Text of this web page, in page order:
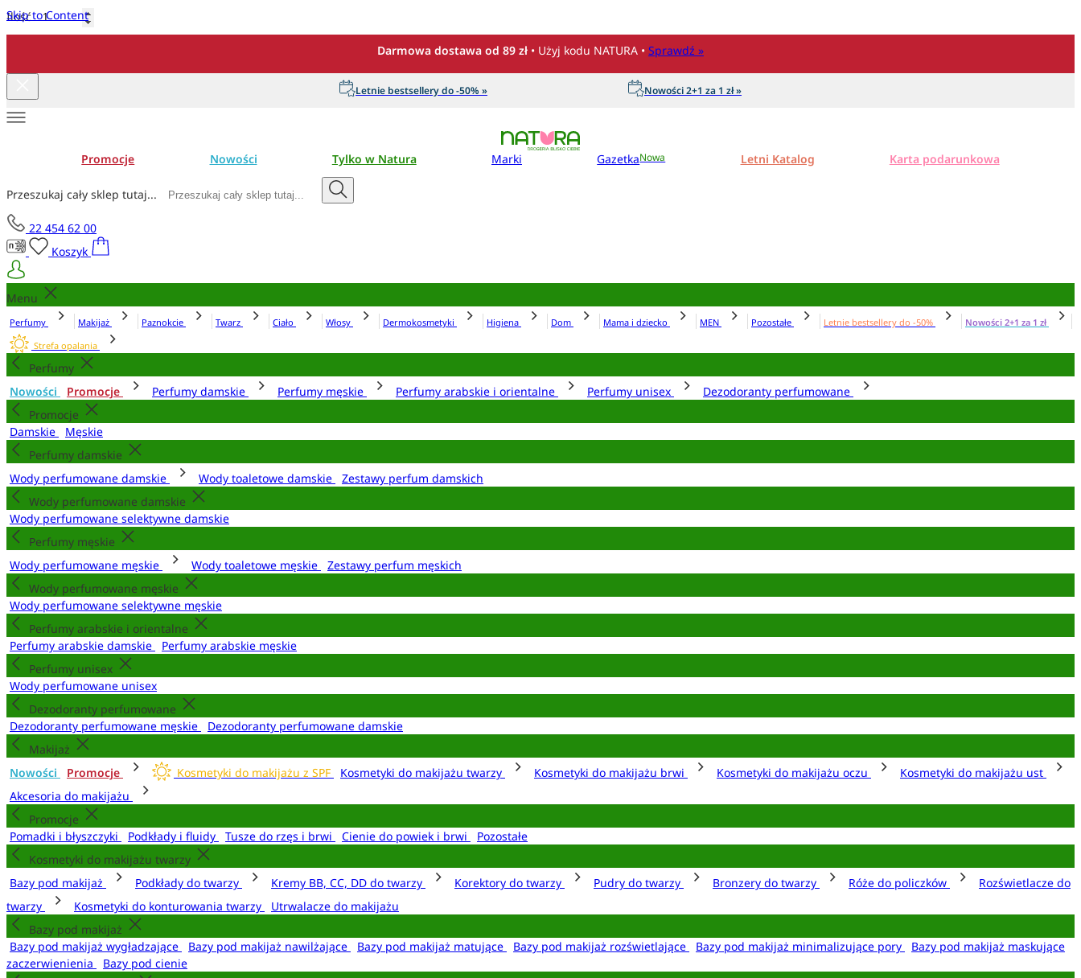
Skip to Content
Darmowa dostawa od 89 zł • Użyj kodu NATURA • Sprawdź »
Letnie bestsellery do -50% » Nowości 2+1 za 1 zł »
Promocje Nowości Tylko w Natura Marki GazetkaNowa Letni Katalog Karta podarunkowa
Przeszukaj cały sklep tutaj...
22 454 62 00
Koszyk
Menu
Perfumy Makijaż Paznokcie Twarz Ciało Włosy Dermokosmetyki Higiena Dom Mama i dziecko MEN Pozostałe Letnie bestsellery do -50%
Nowości 2+1 za 1 zł
Strefa opalania
Perfumy
Nowości
Promocje Perfumy damskie Perfumy męskie Perfumy arabskie i orientalne Perfumy unisex
Dezodoranty perfumowane
Promocje
Damskie
Męskie
Perfumy damskie
Wody perfumowane damskie
Wody toaletowe damskie
Zestawy perfum damskich
Wody perfumowane damskie
Wody perfumowane selektywne damskie
Perfumy męskie
Wody perfumowane męskie
Wody toaletowe męskie
Zestawy perfum męskich
Wody perfumowane męskie
Wody perfumowane selektywne męskie
Perfumy arabskie i orientalne
Perfumy arabskie damskie
Perfumy arabskie męskie
Perfumy unisex
Wody perfumowane unisex
Dezodoranty perfumowane
Dezodoranty perfumowane męskie
Dezodoranty perfumowane damskie
Makijaż
Nowości
Promocje Kosmetyki do makijażu z SPF Kosmetyki do makijażu twarzy Kosmetyki do makijażu brwi Kosmetyki do makijażu oczu
Kosmetyki do makijażu ust
Akcesoria do makijażu
Promocje
Pomadki i błyszczyki
Podkłady i fluidy Tusze do rzęs i brwi Cienie do powiek i brwi
Pozostałe
Kosmetyki do makijażu twarzy
Bazy pod makijaż
Podkłady do twarzy Kremy BB, CC, DD do twarzy Korektory do twarzy Pudry do twarzy Bronzery do twarzy Róże do policzków
Rozświetlacze do
twarzy
Kosmetyki do konturowania twarzy
Utrwalacze do makijażu
Bazy pod makijaż
Bazy pod makijaż wygładzające
Bazy pod makijaż nawilżające Bazy pod makijaż matujące Bazy pod makijaż rozświetlające Bazy pod makijaż minimalizujące pory
Bazy pod makijaż maskujące
zaczerwienienia
Bazy pod cienie
Ilość